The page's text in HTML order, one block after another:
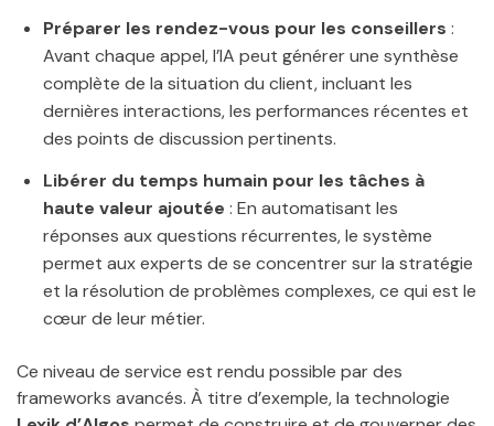
Préparer les rendez-vous pour les conseillers :
Avant chaque appel, l’IA peut générer une synthèse
complète de la situation du client, incluant les
dernières interactions, les performances récentes et
des points de discussion pertinents.
Libérer du temps humain pour les tâches à
haute valeur ajoutée : En automatisant les
réponses aux questions récurrentes, le système
permet aux experts de se concentrer sur la stratégie
et la résolution de problèmes complexes, ce qui est le
cœur de leur métier.
Ce niveau de service est rendu possible par des
frameworks avancés. À titre d’exemple, la technologie